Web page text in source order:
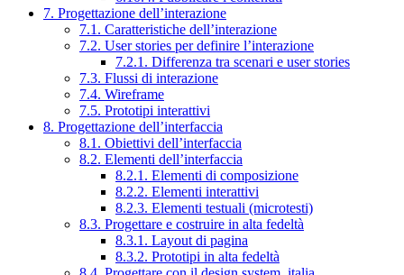
7. Progettazione dell’interazione
7.1. Caratteristiche dell’interazione
7.2. User stories per definire l’interazione
7.2.1. Differenza tra scenari e user stories
7.3. Flussi di interazione
7.4. Wireframe
7.5. Prototipi interattivi
8. Progettazione dell’interfaccia
8.1. Obiettivi dell’interfaccia
8.2. Elementi dell’interfaccia
8.2.1. Elementi di composizione
8.2.2. Elementi interattivi
8.2.3. Elementi testuali (microtesti)
8.3. Progettare e costruire in alta fedeltà
8.3.1. Layout di pagina
8.3.2. Prototipi in alta fedeltà